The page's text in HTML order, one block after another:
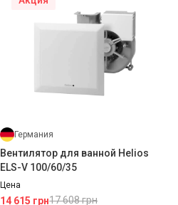
Германия
Корпус для вентиляторов
Германия
Вентилятор для ванной Helios
ELS-V 100/60/35
Цена
14 615 грн17 608 грн